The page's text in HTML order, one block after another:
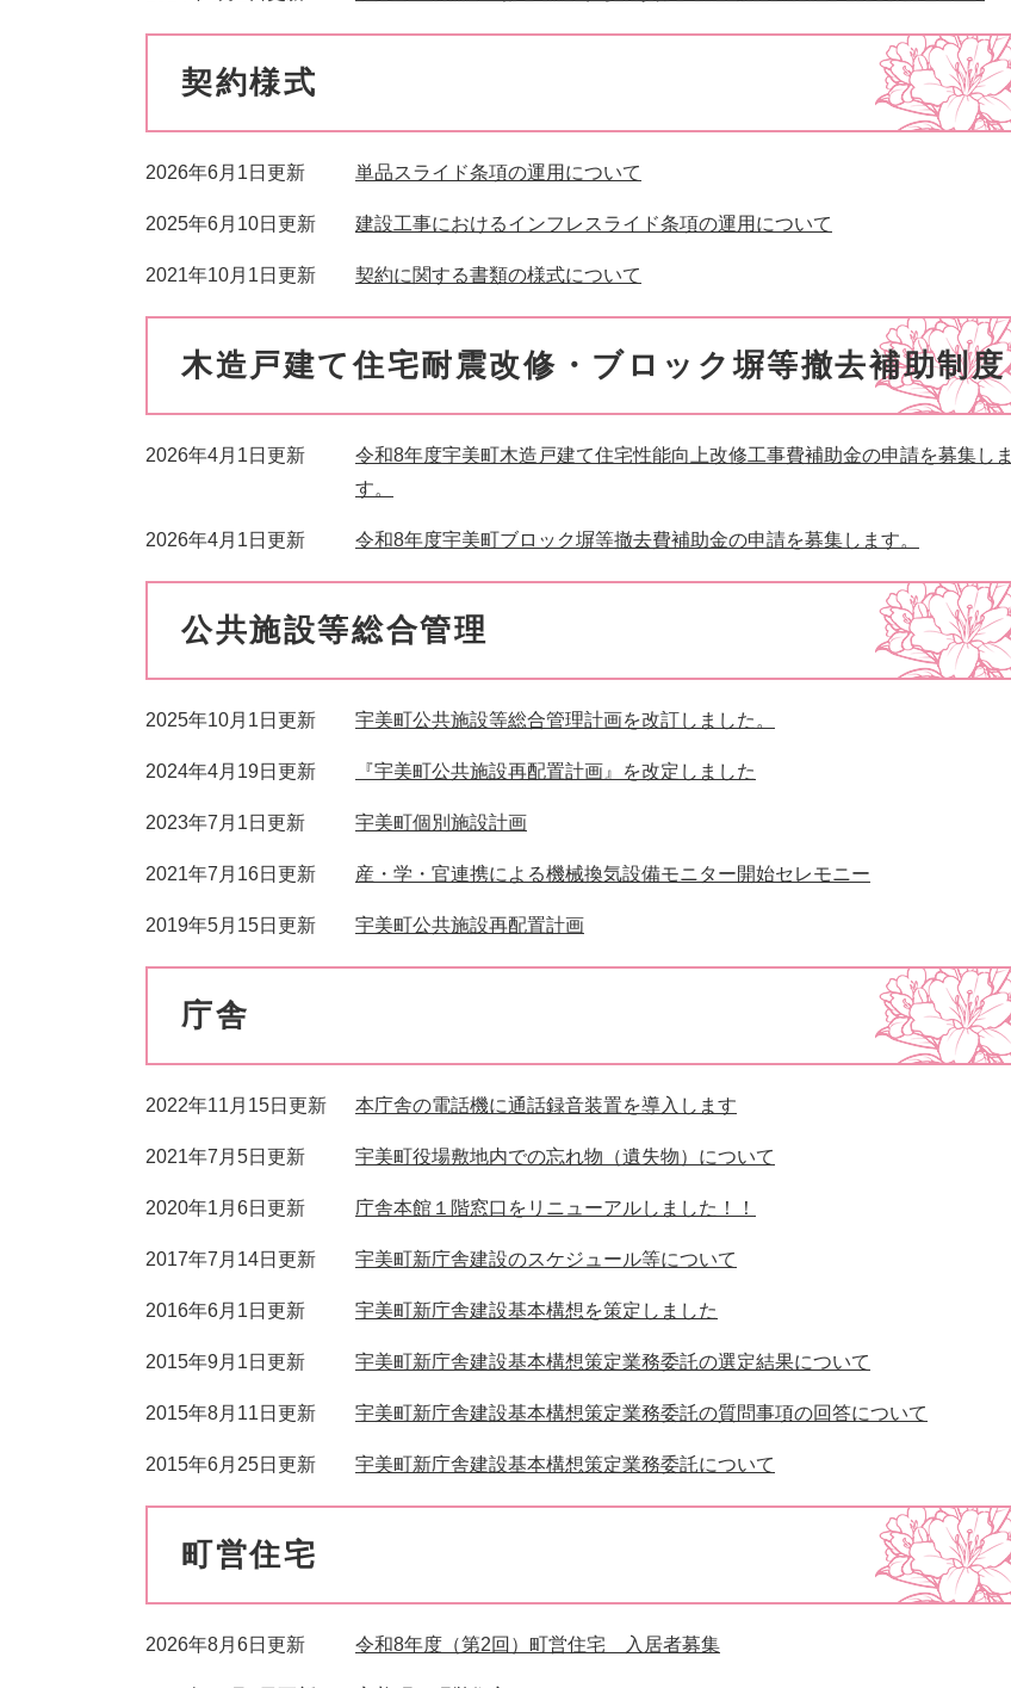
契約様式
2026年6月1日更新 単品スライド条項の運用について
2025年6月10日更新 建設工事におけるインフレスライド条項の運用について
2021年10月1日更新 契約に関する書類の様式について
木造戸建て住宅耐震改修・ブロック塀等撤去補助制度
2026年4月1日更新
令和8年度宇美町木造戸建て住宅性能向上改修工事費補助金の申請を募集しま
す。
2026年4月1日更新 令和8年度宇美町ブロック塀等撤去費補助金の申請を募集します。
公共施設等総合管理
2025年10月1日更新 宇美町公共施設等総合管理計画を改訂しました。
2024年4月19日更新 『宇美町公共施設再配置計画』を改定しました
2023年7月1日更新 宇美町個別施設計画
2021年7月16日更新 産・学・官連携による機械換気設備モニター開始セレモニー
2019年5月15日更新 宇美町公共施設再配置計画
庁舎
2022年11月15日更新 本庁舎の電話機に通話録音装置を導入します
2021年7月5日更新 宇美町役場敷地内での忘れ物（遺失物）について
2020年1月6日更新 庁舎本館１階窓口をリニューアルしました！！
2017年7月14日更新 宇美町新庁舎建設のスケジュール等について
2016年6月1日更新 宇美町新庁舎建設基本構想を策定しました
2015年9月1日更新 宇美町新庁舎建設基本構想策定業務委託の選定結果について
2015年8月11日更新 宇美町新庁舎建設基本構想策定業務委託の質問事項の回答について
2015年6月25日更新 宇美町新庁舎建設基本構想策定業務委託について
町営住宅
2026年8月6日更新 令和8年度（第2回）町営住宅 入居者募集